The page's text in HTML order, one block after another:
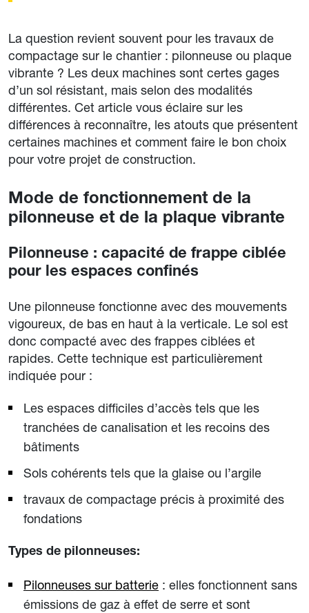
La question revient souvent pour les travaux de
compactage sur le chantier : pilonneuse ou plaque
vibrante ? Les deux machines sont certes gages
d’un sol résistant, mais selon des modalités
différentes. Cet article vous éclaire sur les
différences à reconnaître, les atouts que présentent
certaines machines et comment faire le bon choix
pour votre projet de construction.
Mode de fonctionnement de la
pilonneuse et de la plaque vibrante
Pilonneuse : capacité de frappe ciblée
pour les espaces confinés
Une pilonneuse fonctionne avec des mouvements
vigoureux, de bas en haut à la verticale. Le sol est
donc compacté avec des frappes ciblées et
rapides. Cette technique est particulièrement
indiquée pour :
Les espaces difficiles d’accès tels que les
tranchées de canalisation et les recoins des
bâtiments
Sols cohérents tels que la glaise ou l’argile
travaux de compactage précis à proximité des
fondations
Types de pilonneuses:
Pilonneuses sur batterie : elles fonctionnent sans
émissions de gaz à effet de serre et sont